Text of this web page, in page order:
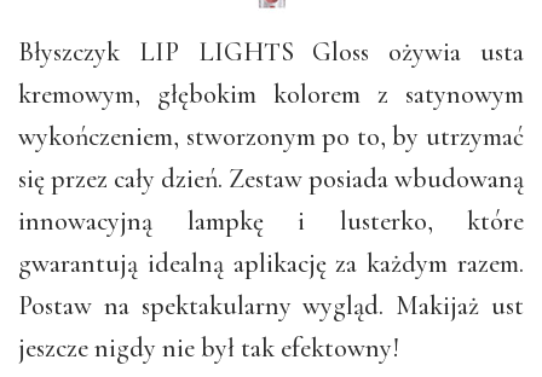
Błyszczyk LIP LIGHTS Gloss ożywia usta
kremowym, głębokim kolorem z satynowym
wykończeniem, stworzonym po to, by utrzymać
się przez cały dzień. Zestaw posiada wbudowaną
innowacyjną lampkę i lusterko, które
gwarantują idealną aplikację za każdym razem.
Postaw na spektakularny wygląd. Makijaż ust
jeszcze nigdy nie był tak efektowny!